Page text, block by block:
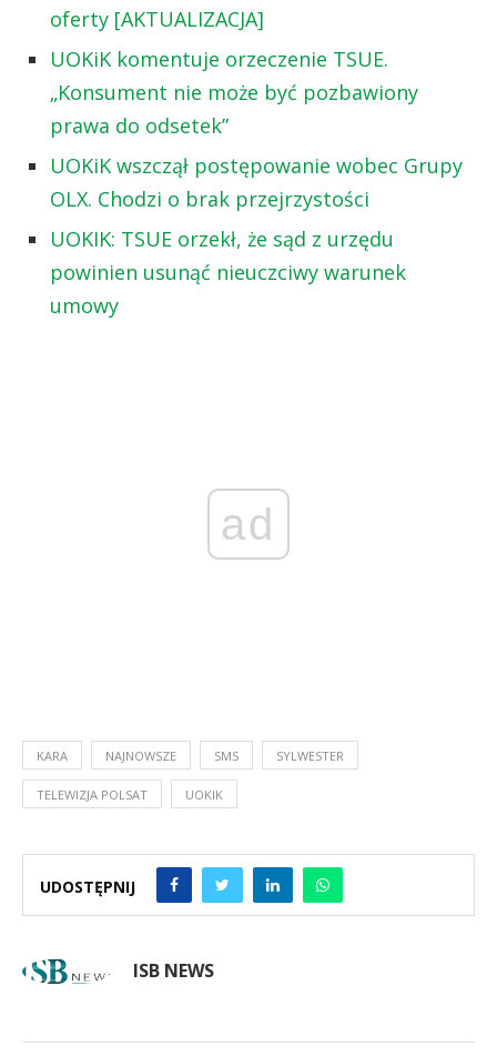
oferty [AKTUALIZACJA]
UOKiK komentuje orzeczenie TSUE.
„Konsument nie może być pozbawiony
prawa do odsetek”
UOKiK wszczął postępowanie wobec Grupy
OLX. Chodzi o brak przejrzystości
UOKIK: TSUE orzekł, że sąd z urzędu
powinien usunąć nieuczciwy warunek
umowy
ad
KARA NAJNOWSZE SMS SYLWESTER
TELEWIZJA POLSAT UOKIK
UDOSTĘPNIJ
ISB NEWS